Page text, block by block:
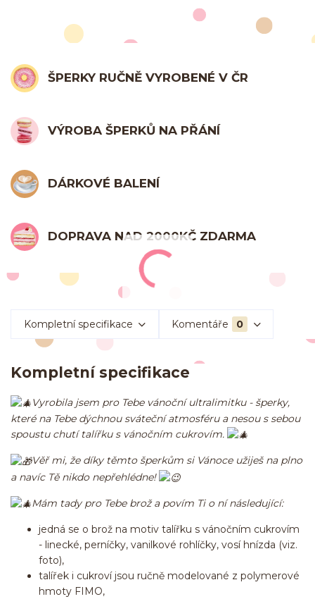
ŠPERKY RUČNĚ VYROBENÉ V ČR
VÝROBA ŠPERKŮ NA PŘÁNÍ
DÁRKOVÉ BALENÍ
DOPRAVA NAD 2000KČ ZDARMA
Kompletní specifikace Komentáře 0
Kompletní specifikace
Vyrobila jsem pro Tebe vánoční ultralimitku - šperky,
které na Tebe dýchnou sváteční atmosféru a nesou s sebou
spoustu chutí talířku s vánočním cukrovím.
Věř mi, že díky těmto šperkům si Vánoce užiješ na plno
a navíc Tě nikdo nepřehlédne!
Mám tady pro Tebe brož a povím Ti o ní následující:
jedná se o brož na motiv talířku s vánočním cukrovím
- linecké, perníčky, vanilkové rohlíčky, vosí hnízda (viz.
foto),
talířek i cukroví jsou ručně modelované z polymerové
hmoty FIMO,